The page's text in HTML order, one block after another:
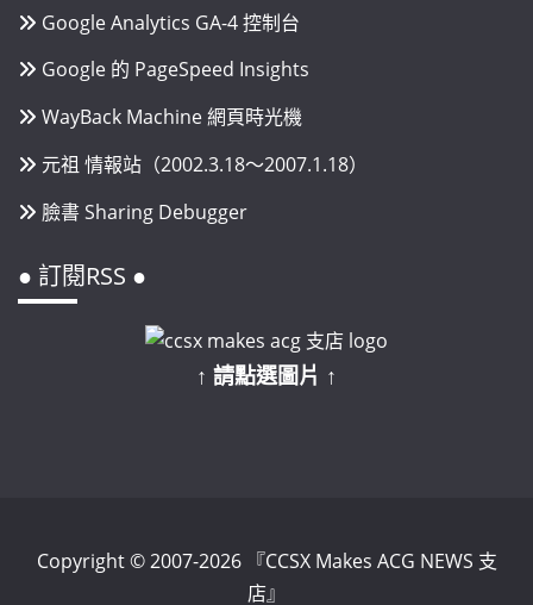
Google Analytics GA-4 控制台
Google 的 PageSpeed Insights
WayBack Machine 網頁時光機
元祖 情報站（2002.3.18～2007.1.18）
臉書 Sharing Debugger
● 訂閱RSS ●
↑ 請點選圖片 ↑
Copyright © 2007-2026 『CCSX Makes ACG NEWS 支
店』